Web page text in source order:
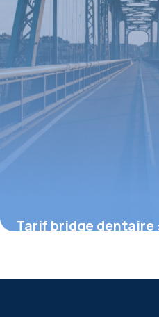
Tarif bridge dentaire